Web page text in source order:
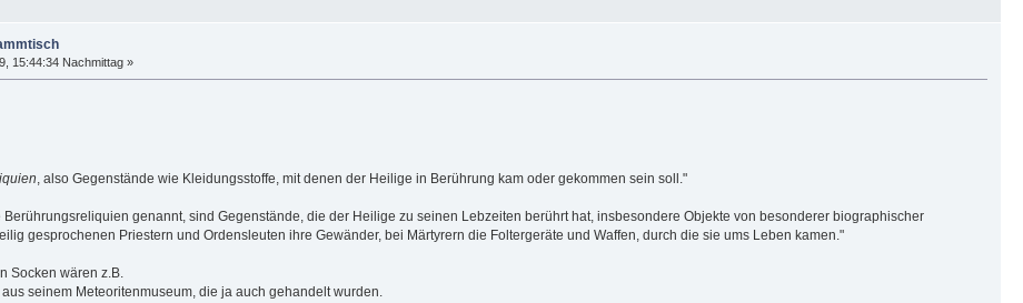
15:44:34 Nachmittag »
, also Gegenstände wie Kleidungsstoffe, mit denen der Heilige in Berührung kam oder gekommen sein soll."
genannt, sind Gegenstände, die der Heilige zu seinen Lebzeiten berührt hat, insbesondere Objekte von besonderer biographischer
gesprochenen Priestern und Ordensleuten ihre Gewänder, bei Märtyrern die Foltergeräte und Waffen, durch die sie ums Leben kamen."
Socken wären z.B.
seinem Meteoritenmuseum, die ja auch gehandelt wurden.